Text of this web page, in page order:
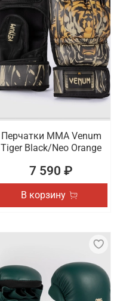
Перчатки ММА Venum
Tiger Black/Neo Orange
7 590 ₽
В корзину